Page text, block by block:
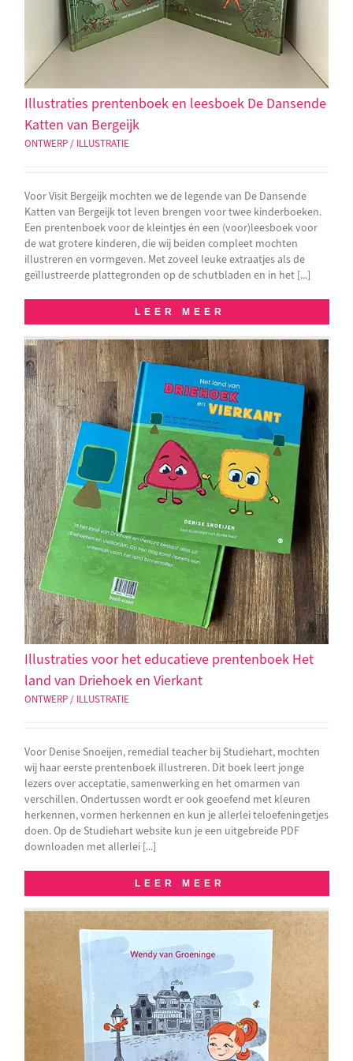
Illustraties prentenboek en leesboek De Dansende
Katten van Bergeijk
ONTWERP / ILLUSTRATIE
Voor Visit Bergeijk mochten we de legende van De Dansende
Katten van Bergeijk tot leven brengen voor twee kinderboeken.
Een prentenboek voor de kleintjes én een (voor)leesboek voor
de wat grotere kinderen, die wij beiden compleet mochten
illustreren en vormgeven. Met zoveel leuke extraatjes als de
geïllustreerde plattegronden op de schutbladen en in het [...]
LEER MEER
Illustraties voor het educatieve prentenboek Het
land van Driehoek en Vierkant
ONTWERP / ILLUSTRATIE
Voor Denise Snoeijen, remedial teacher bij Studiehart, mochten
wij haar eerste prentenboek illustreren. Dit boek leert jonge
lezers over acceptatie, samenwerking en het omarmen van
verschillen. Ondertussen wordt er ook geoefend met kleuren
herkennen, vormen herkennen en kun je allerlei teloefeningetjes
doen. Op de Studiehart website kun je een uitgebreide PDF
downloaden met allerlei [...]
LEER MEER